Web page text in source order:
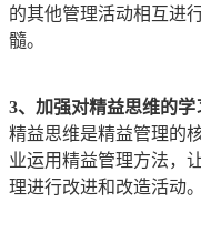
的其他管理活动相互进
髓。
3、加强对精益思维的学
精益思维是精益管理的
业运用精益管理方法，
理进行改进和改造活动。